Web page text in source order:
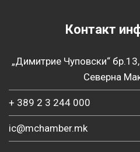
Контакт
„Димитрие Чуповски“
Северна
+ 389 2 3 244 000
ic@mchamber.mk